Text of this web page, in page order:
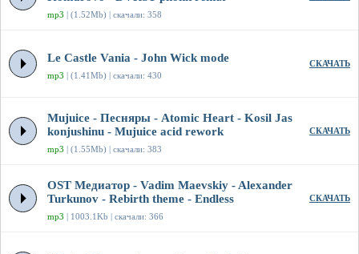
mp3 | (1.52Mb) | скачали: 358
Le Castle Vania - John Wick mode
mp3 | (1.41Mb) | скачали: 430
СКАЧАТЬ
Mujuice - Песняры - Atomic Heart - Kosil Jas
konjushinu - Mujuice acid rework
mp3 | (1.55Mb) | скачали: 383
СКАЧАТЬ
OST Медиатор - Vadim Maevskiy - Alexander
Turkunov - Rebirth theme - Endless
mp3 | 1003.1Kb | скачали: 366
СКАЧАТЬ